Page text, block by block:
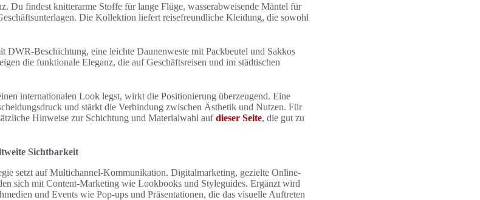
Du findest knitterarme Stoffe für lange Flüge, wasserabweisende Mäntel für
Die Kollektion liefert reisefreundliche Kleidung, die sowohl
DWR-Beschichtung, eine leichte Daunenweste mit Packbeutel und Sakkos
die funktionale Eleganz, die auf Geschäftsreisen und im städtischen
internationalen Look legst, wirkt die Positionierung überzeugend. Eine
und stärkt die Verbindung zwischen Ästhetik und Nutzen. Für
Hinweise zur Schichtung und Materialwahl aufdieser Seite, die gut zu
Sichtbarkeit
setzt auf Multichannel-Kommunikation. Digitalmarketing, gezielte Online-
sich mit Content-Marketing wie Lookbooks und Styleguides. Ergänzt wird
und Events wie Pop-ups und Präsentationen, die das visuelle Auftreten